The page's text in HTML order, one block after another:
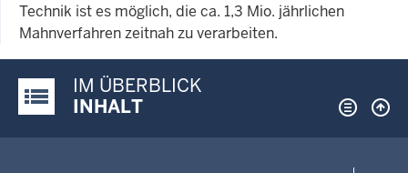
Technik ist es möglich, die ca. 1,3 Mio. jährlichen
Mahnverfahren zeitnah zu verarbeiten.
Justiz-Portal im Überblick:
IM ÜBERBLICK
INHALT